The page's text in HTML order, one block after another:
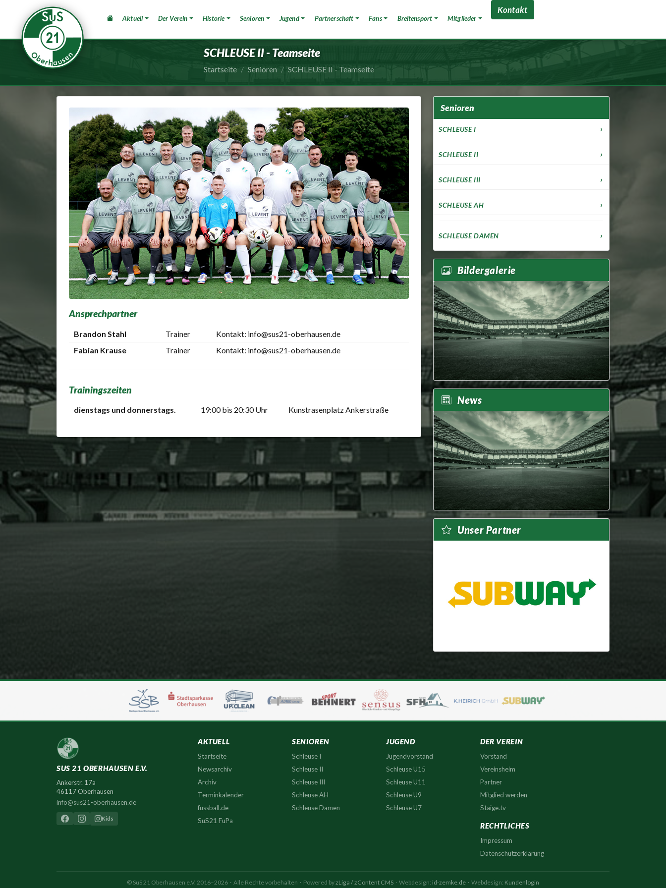
SuS 21 Oberhausen e.V.
Aktuell Der Verein Historie Senioren Jugend Partnerschaft Fans Breitensport Mitglieder
Kontakt
SCHLEUSE II - Teamseite
Startseite Senioren SCHLEUSE II - Teamseite
Ansprechpartner
Brandon Stahl Trainer
Kontakt: info@sus21-oberhausen.de
Fabian Krause
Trainer Kontakt: info@sus21-oberhausen.de
Trainingszeiten
dienstags und donnerstags. 19:00 bis 20:30 Uhr Kunstrasenplatz Ankerstraße
Senioren
SCHLEUSE I
SCHLEUSE II
SCHLEUSE III
SCHLEUSE AH
SCHLEUSE DAMEN
Bildergalerie
News
Unser Partner
SUS 21 OBERHAUSEN E.V.
Ankerstr. 17a
46117 Oberhausen
info@sus21-oberhausen.de
Kids
AKTUELL
Startseite
Newsarchiv
Archiv
Terminkalender
fussball.de
SuS21 FuPa
SENIOREN
Schleuse I
Schleuse II
Schleuse III
Schleuse AH
Schleuse Damen
JUGEND
Jugendvorstand
Schleuse U15
Schleuse U11
Schleuse U9
Schleuse U7
DER VEREIN
Vorstand
Vereinsheim
Partner
Mitglied werden
Staige.tv
RECHTLICHES
Impressum
Datenschutzerklärung
© SuS 21 Oberhausen e.V. 2016–2026 · Alle Rechte vorbehalten · Powered byzLiga / zContent CMS · Webdesign: id-zemke.de · Webdesign: Kundenlogin